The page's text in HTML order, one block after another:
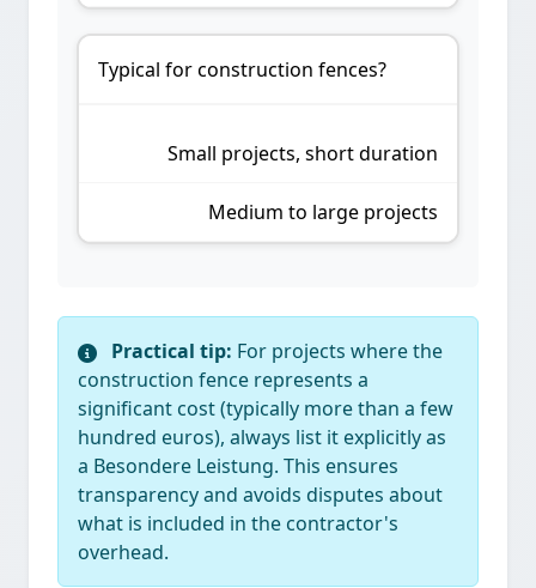
Typical for construction fences?
Small projects, short duration
Medium to large projects
Practical tip: For projects where the
construction fence represents a
significant cost (typically more than a few
hundred euros), always list it explicitly as
a Besondere Leistung. This ensures
transparency and avoids disputes about
what is included in the contractor's
overhead.